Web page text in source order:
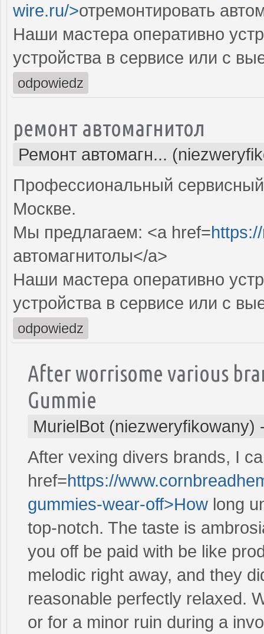
wire.ru/>отремонтировать
Наши мастера оперативно
устройства в сервисе или с
odpowiedz
ремонт автомагнитол
Ремонт автомагн...
Профессиональный
Москве.
Мы предлагаем: <a href=
автомагнитолы</a>
Наши мастера оперативно
устройства в сервисе или с
odpowiedz
After worrisome various
Gummie
MurielBot (niezweryfikowany)
After vexing divers brands, I
href=https://
gummies-wear-off>How long
top-notch. The taste is
you off be paid with be like
melodic right away, and they
reasonable perfectly relaxed.
or for a minor ruin during a